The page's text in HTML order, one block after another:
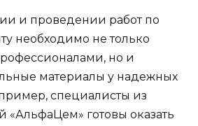
и проведении работ по
необходимо не только
но и
материалы у надежных
специалисты из
«АльфаЦем» готовы оказать